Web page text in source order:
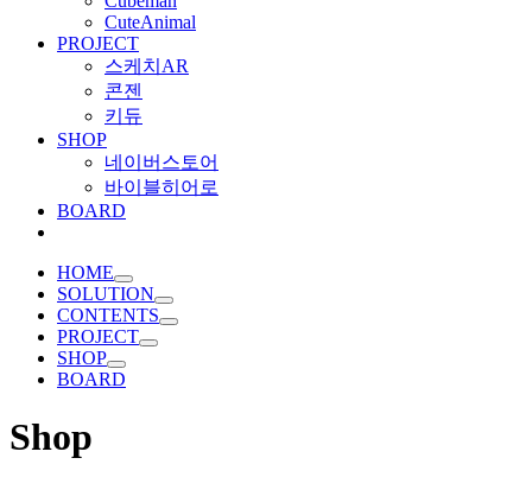
CuteAnimal
PROJECT
스케치AR
콘젠
키듀
SHOP
네이버스토어
바이블히어로
BOARD
HOME
SOLUTION
CONTENTS
PROJECT
SHOP
BOARD
Shop